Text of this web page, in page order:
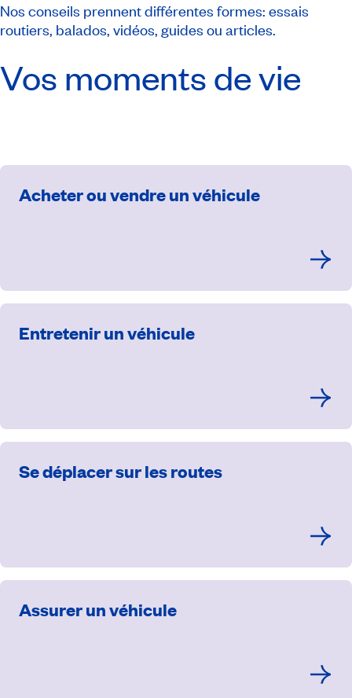
Nos conseils prennent différentes formes: essais
routiers, balados, vidéos, guides ou articles.
Vos moments de vie
Acheter ou vendre un véhicule
Entretenir un véhicule
Se déplacer sur les routes
Assurer un véhicule